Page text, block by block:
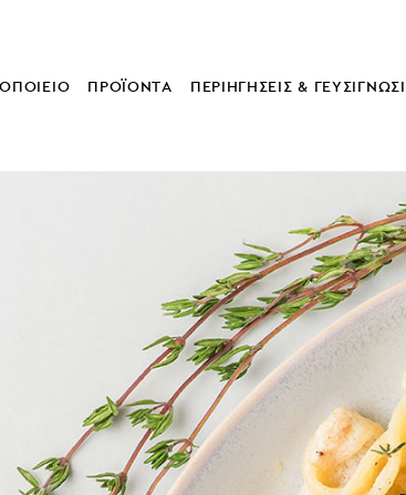
ΠΡΟΪΟΝΤΑ ΠΕΡΙΗΓΗΣΕΙΣ &